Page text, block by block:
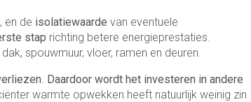
en de isolatiewaarde van eventuele
stap richting betere energieprestaties.
spouwmuur, vloer, ramen en deuren.
. Daardoor wordt het investeren in andere
warmte opwekken heeft natuurlijk weinig zin